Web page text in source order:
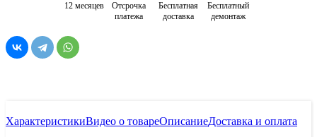
12 месяцев
Отсрочка
платежа
Бесплатная
доставка
Бесплатный
демонтаж
ХарактеристикиВидео о товареОписаниеДоставка и оплата